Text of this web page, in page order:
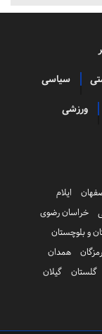
سیاسی
ورزشی
ایلام
خراسان رضوی
و بلوچستان
همدان
گلستان
گیلان